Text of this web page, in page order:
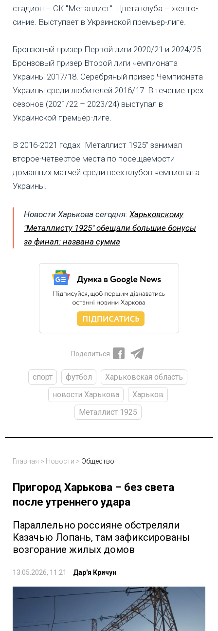
стадион – СК "Металлист". Цвета клуба – желто-
синие. Выступает в Украинской премьер-лиге.
Бронзовый призер Первой лиги 2020/21 и 2024/25.
Бронзовый призер Второй лиги чемпионата
Украины 2017/18. Серебряный призер Чемпионата
Украины среди любителей 2016/17. В течение трех
сезонов (2021/22 – 2023/24) выступал в
Украинской премьер-лиге.
В 2016-2021 годах "Металлист 1925" занимал
второе-четвертое места по посещаемости
домашних матчей среди всех клубов чемпионата
Украины.
Новости Харькова сегодня: Харьковскому
"Металлисту 1925" обещали большие бонусы
за финал: названа сумма
Поделиться
спорт футбол
Харьковская область
новости Харькова
Харьков
Металлист 1925
Главная > Новости > Общество
Пригород Харькова – без света
после утреннего удара
Параллельно россияне обстреляли
Казачью Лопань, там зафиксированы
возгорание жилых домов
13.05.2026, 11:21 Дар'я Кричун